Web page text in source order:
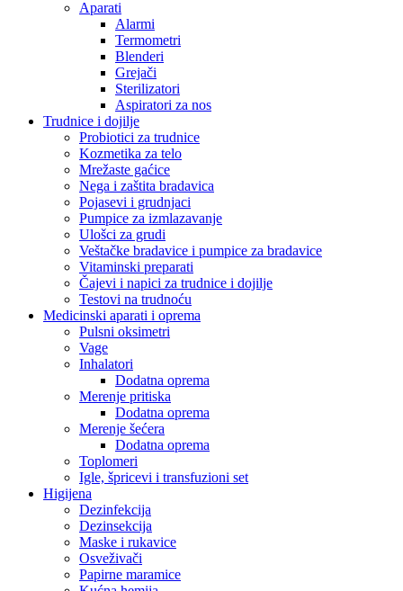
Aparati
Alarmi
Termometri
Blenderi
Grejači
Sterilizatori
Aspiratori za nos
Trudnice i dojilje
Probiotici za trudnice
Kozmetika za telo
Mrežaste gaćice
Nega i zaštita bradavica
Pojasevi i grudnjaci
Pumpice za izmlazavanje
Ulošci za grudi
Veštačke bradavice i pumpice za bradavice
Vitaminski preparati
Čajevi i napici za trudnice i dojilje
Testovi na trudnoću
Medicinski aparati i oprema
Pulsni oksimetri
Vage
Inhalatori
Dodatna oprema
Merenje pritiska
Dodatna oprema
Merenje šećera
Dodatna oprema
Toplomeri
Igle, špricevi i transfuzioni set
Higijena
Dezinfekcija
Dezinsekcija
Maske i rukavice
Osveživači
Papirne maramice